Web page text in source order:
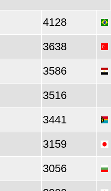
4128
3638
3586
3516
3441
3159
3056